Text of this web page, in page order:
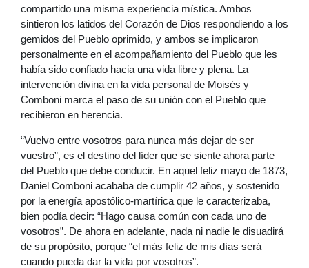
compartido una misma experiencia mística. Ambos
sintieron los latidos del Corazón de Dios respondiendo a los
gemidos del Pueblo oprimido, y ambos se implicaron
personalmente en el acompañamiento del Pueblo que les
había sido confiado hacia una vida libre y plena. La
intervención divina en la vida personal de Moisés y
Comboni marca el paso de su unión con el Pueblo que
recibieron en herencia.
“Vuelvo entre vosotros para nunca más dejar de ser
vuestro”, es el destino del líder que se siente ahora parte
del Pueblo que debe conducir. En aquel feliz mayo de 1873,
Daniel Comboni acababa de cumplir 42 años, y sostenido
por la energía apostólico-martírica que le caracterizaba,
bien podía decir: “Hago causa común con cada uno de
vosotros”. De ahora en adelante, nada ni nadie le disuadirá
de su propósito, porque “el más feliz de mis días será
cuando pueda dar la vida por vosotros”.